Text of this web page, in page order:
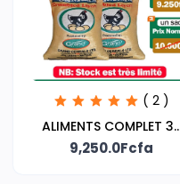
( 2 )
ALIMENTS COMPLET 3E
ÂGE PONTE
9,250.0Fcfa